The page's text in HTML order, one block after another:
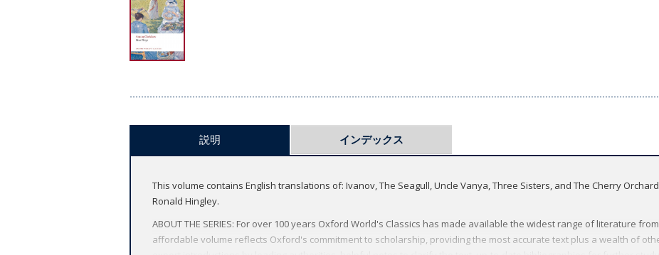
説明 インデックス
This volume contains English translations of: Ivanov, The Seagull, Uncle Vanya, Three Sisters, and The Cherry
Ronald Hingley.
ABOUT THE SERIES: For over 100 years Oxford World's Classics has made available the widest range of literature
affordable volume reflects Oxford's commitment to scholarship, providing the most accurate text plus a wealth of